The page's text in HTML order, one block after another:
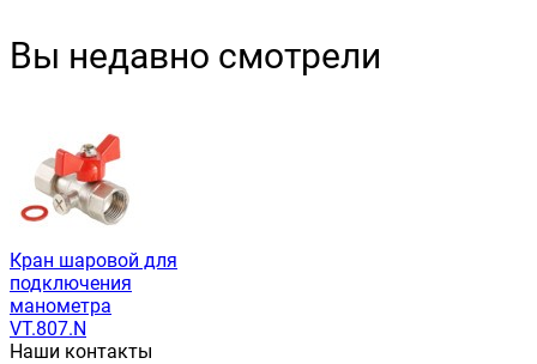
Вы недавно смотрели
Кран шаровой для
подключения
манометра
VT.807.N
Наши контакты